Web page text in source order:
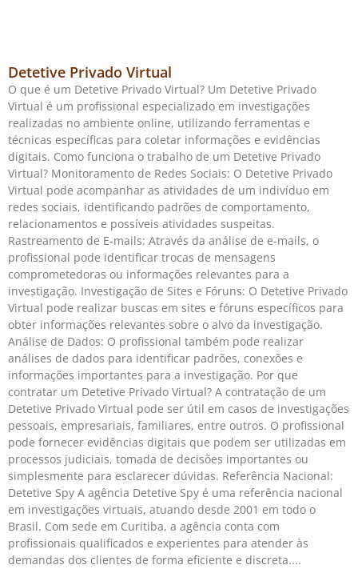
Detetive Privado Virtual
O que é um Detetive Privado Virtual? Um Detetive Privado
Virtual é um profissional especializado em investigações
realizadas no ambiente online, utilizando ferramentas e
técnicas específicas para coletar informações e evidências
digitais. Como funciona o trabalho de um Detetive Privado
Virtual? Monitoramento de Redes Sociais: O Detetive Privado
Virtual pode acompanhar as atividades de um indivíduo em
redes sociais, identificando padrões de comportamento,
relacionamentos e possíveis atividades suspeitas.
Rastreamento de E-mails: Através da análise de e-mails, o
profissional pode identificar trocas de mensagens
comprometedoras ou informações relevantes para a
investigação. Investigação de Sites e Fóruns: O Detetive Privado
Virtual pode realizar buscas em sites e fóruns específicos para
obter informações relevantes sobre o alvo da investigação.
Análise de Dados: O profissional também pode realizar
análises de dados para identificar padrões, conexões e
informações importantes para a investigação. Por que
contratar um Detetive Privado Virtual? A contratação de um
Detetive Privado Virtual pode ser útil em casos de investigações
pessoais, empresariais, familiares, entre outros. O profissional
pode fornecer evidências digitais que podem ser utilizadas em
processos judiciais, tomada de decisões importantes ou
simplesmente para esclarecer dúvidas. Referência Nacional:
Detetive Spy A agência Detetive Spy é uma referência nacional
em investigações virtuais, atuando desde 2001 em todo o
Brasil. Com sede em Curitiba, a agência conta com
profissionais qualificados e experientes para atender às
demandas dos clientes de forma eficiente e discreta.